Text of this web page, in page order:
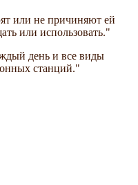
или не причиняют ей
или использовать."
день и все виды
станций."